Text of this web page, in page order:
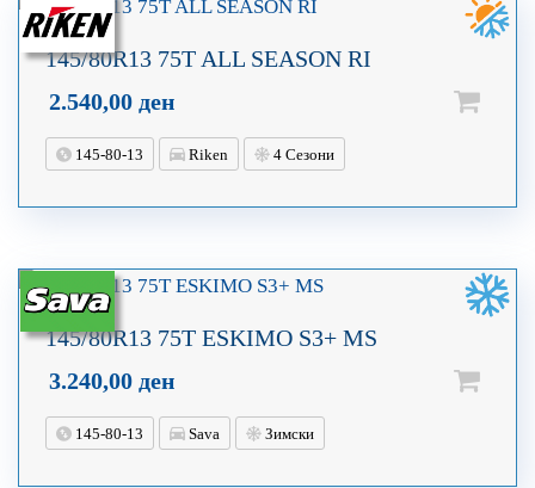
145/80R13 75T ALL SEASON RI
2.540,00 ден
145-80-13 Riken 4 Сезони
145/80R13 75T ESKIMO S3+ MS
3.240,00 ден
145-80-13 Sava Зимски